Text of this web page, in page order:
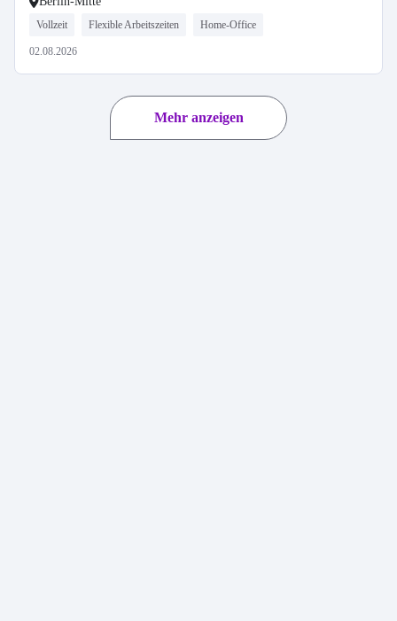
Vollzeit Flexible Arbeitszeiten Home-Office
02.08.2026
Mehr anzeigen